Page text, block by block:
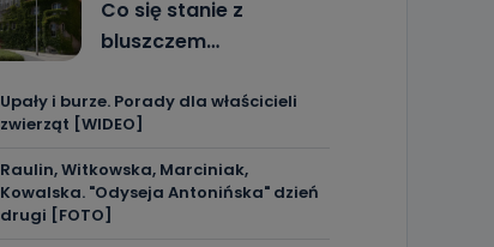
Co się stanie z
bluszczem…
Upały i burze. Porady dla właścicieli
zwierząt [WIDEO]
Raulin, Witkowska, Marciniak,
Kowalska. "Odyseja Antonińska" dzień
drugi [FOTO]